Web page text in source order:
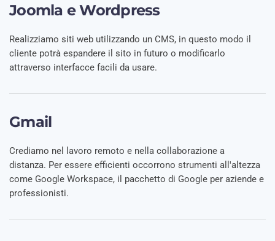
Joomla e Wordpress
Realizziamo siti web utilizzando un CMS, in questo modo il
cliente potrà espandere il sito in futuro o modificarlo
attraverso interfacce facili da usare.
Gmail
Crediamo nel lavoro remoto e nella collaborazione a
distanza. Per essere efficienti occorrono strumenti all'altezza
come Google Workspace, il pacchetto di Google per aziende e
professionisti.